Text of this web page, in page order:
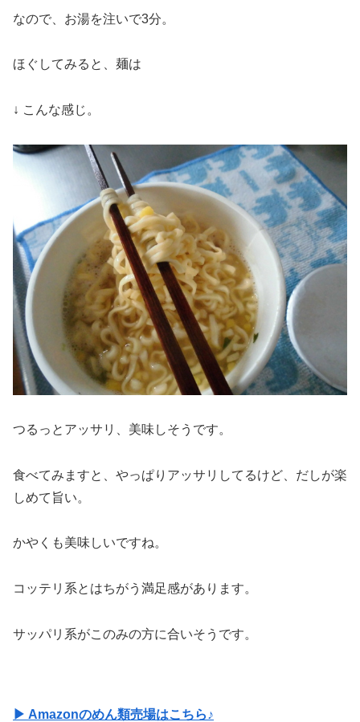
なので、お湯を注いで3分。
ほぐしてみると、麺は
↓ こんな感じ。
つるっとアッサリ、美味しそうです。
食べてみますと、やっぱりアッサリしてるけど、だしが楽
しめて旨い。
かやくも美味しいですね。
コッテリ系とはちがう満足感があります。
サッパリ系がこのみの方に合いそうです。
▶ Amazonのめん類売場はこちら♪